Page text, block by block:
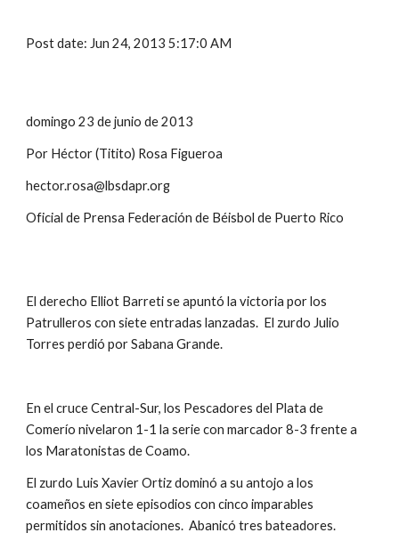
Post date: Jun 24, 2013 5:17:0 AM
domingo 23 de junio de 2013
Por Héctor (Titito) Rosa Figueroa
hector.rosa@lbsdapr.org
Oficial de Prensa Federación de Béisbol de Puerto Rico
El derecho Elliot Barreti se apuntó la victoria por los
Patrulleros con siete entradas lanzadas.  El zurdo Julio
Torres perdió por Sabana Grande.
En el cruce Central-Sur, los Pescadores del Plata de
Comerío nivelaron 1-1 la serie con marcador 8-3 frente a
los Maratonistas de Coamo.
El zurdo Luis Xavier Ortiz dominó a su antojo a los
coameños en siete episodios con cinco imparables
permitidos sin anotaciones.  Abanicó tres bateadores.